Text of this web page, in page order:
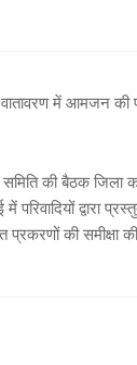
में आमजन
की बैठक जिला
द्वारा
की समीक्षा